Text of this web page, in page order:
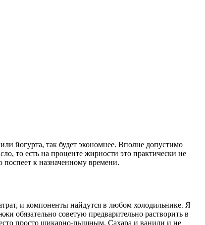
йогурта, так будет экономнее. Вполне допустимо
то есть на проценте жирности это практически не
поспеет к назначенному времени.
и компоненты найдутся в любом холодильнике. Я
обязательно советую предварительно растворить в
просто шикарно-пышным. Сахара и ванили и не